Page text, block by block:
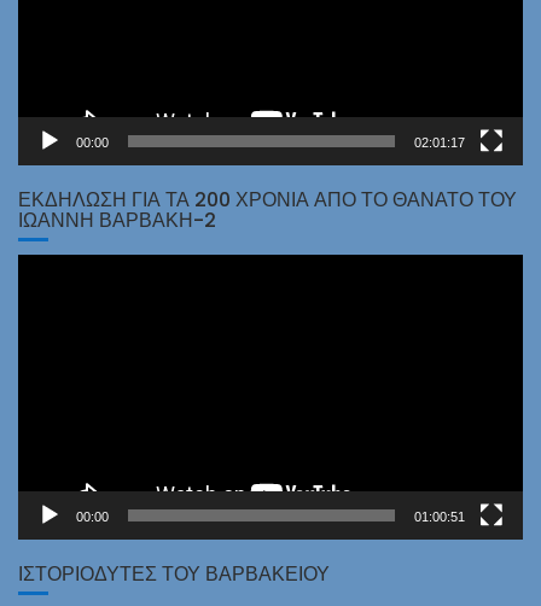
00:00 02:01:17
ΕΚΔΗΛΩΣΗ ΓΙΑ ΤΑ 200 ΧΡΟΝΙΑ ΑΠΟ ΤΟ ΘΑΝΑΤΟ ΤΟΥ
ΙΩΑΝΝΗ ΒΑΡΒΑΚΗ-2
00:00 01:00:51
ΙΣΤΟΡΙΟΔΎΤΕΣ ΤΟΥ ΒΑΡΒΑΚΕΊΟΥ